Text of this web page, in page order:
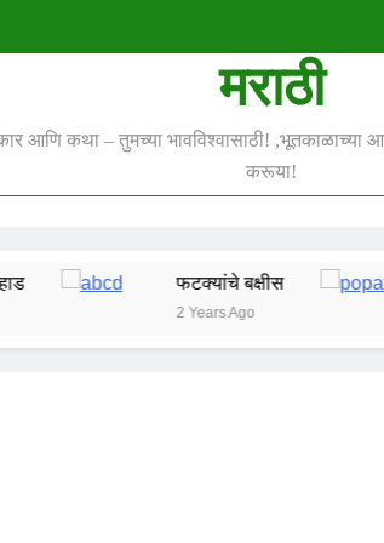
मराठी
आणि कथा – तुमच्या भावविश्वासाठी! ,भूतकाळाच्या
करूया!
फटक्यांचे बक्षीस
2 Years Ago